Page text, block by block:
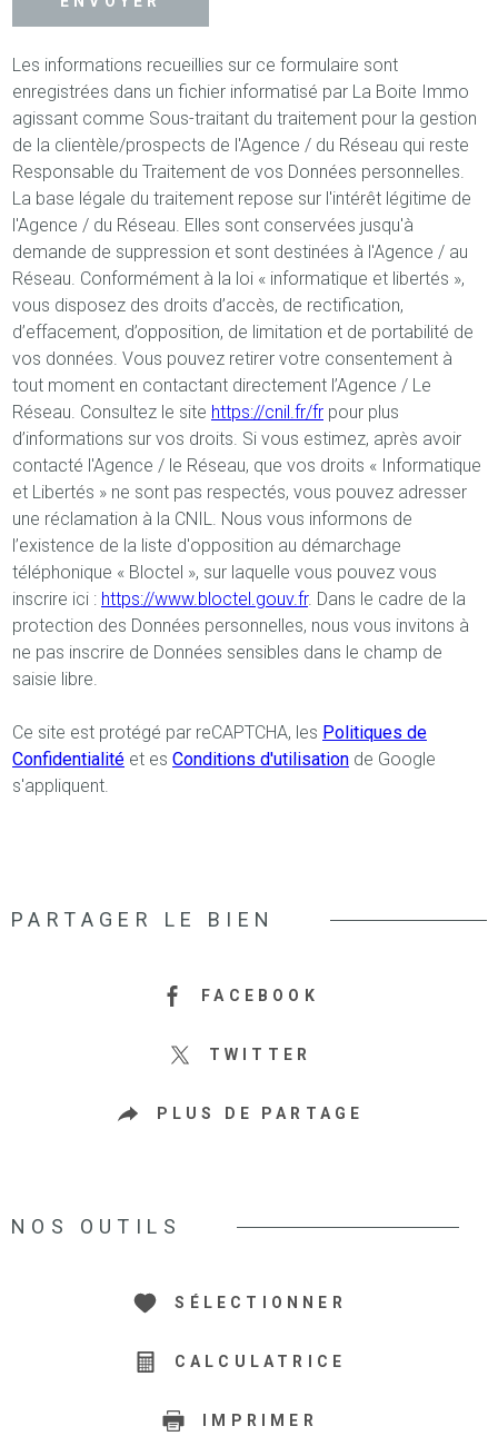
Les informations recueillies sur ce formulaire sont
enregistrées dans un fichier informatisé par La Boite Immo
agissant comme Sous-traitant du traitement pour la gestion
de la clientèle/prospects de l'Agence / du Réseau qui reste
Responsable du Traitement de vos Données personnelles.
La base légale du traitement repose sur l'intérêt légitime de
l'Agence / du Réseau. Elles sont conservées jusqu'à
demande de suppression et sont destinées à l'Agence / au
Réseau. Conformément à la loi « informatique et libertés »,
vous disposez des droits d’accès, de rectification,
d’effacement, d’opposition, de limitation et de portabilité de
vos données. Vous pouvez retirer votre consentement à
tout moment en contactant directement l’Agence / Le
Réseau. Consultez le site https://cnil.fr/fr pour plus
d’informations sur vos droits. Si vous estimez, après avoir
contacté l'Agence / le Réseau, que vos droits « Informatique
et Libertés » ne sont pas respectés, vous pouvez adresser
une réclamation à la CNIL. Nous vous informons de
l’existence de la liste d'opposition au démarchage
téléphonique « Bloctel », sur laquelle vous pouvez vous
inscrire ici : https://www.bloctel.gouv.fr. Dans le cadre de la
protection des Données personnelles, nous vous invitons à
ne pas inscrire de Données sensibles dans le champ de
saisie libre.
Ce site est protégé par reCAPTCHA, les Politiques de
Confidentialité et es Conditions d'utilisation de Google
s'appliquent.
PARTAGER LE BIEN
FACEBOOK
TWITTER
PLUS DE PARTAGE
NOS OUTILS
SÉLECTIONNER
CALCULATRICE
IMPRIMER